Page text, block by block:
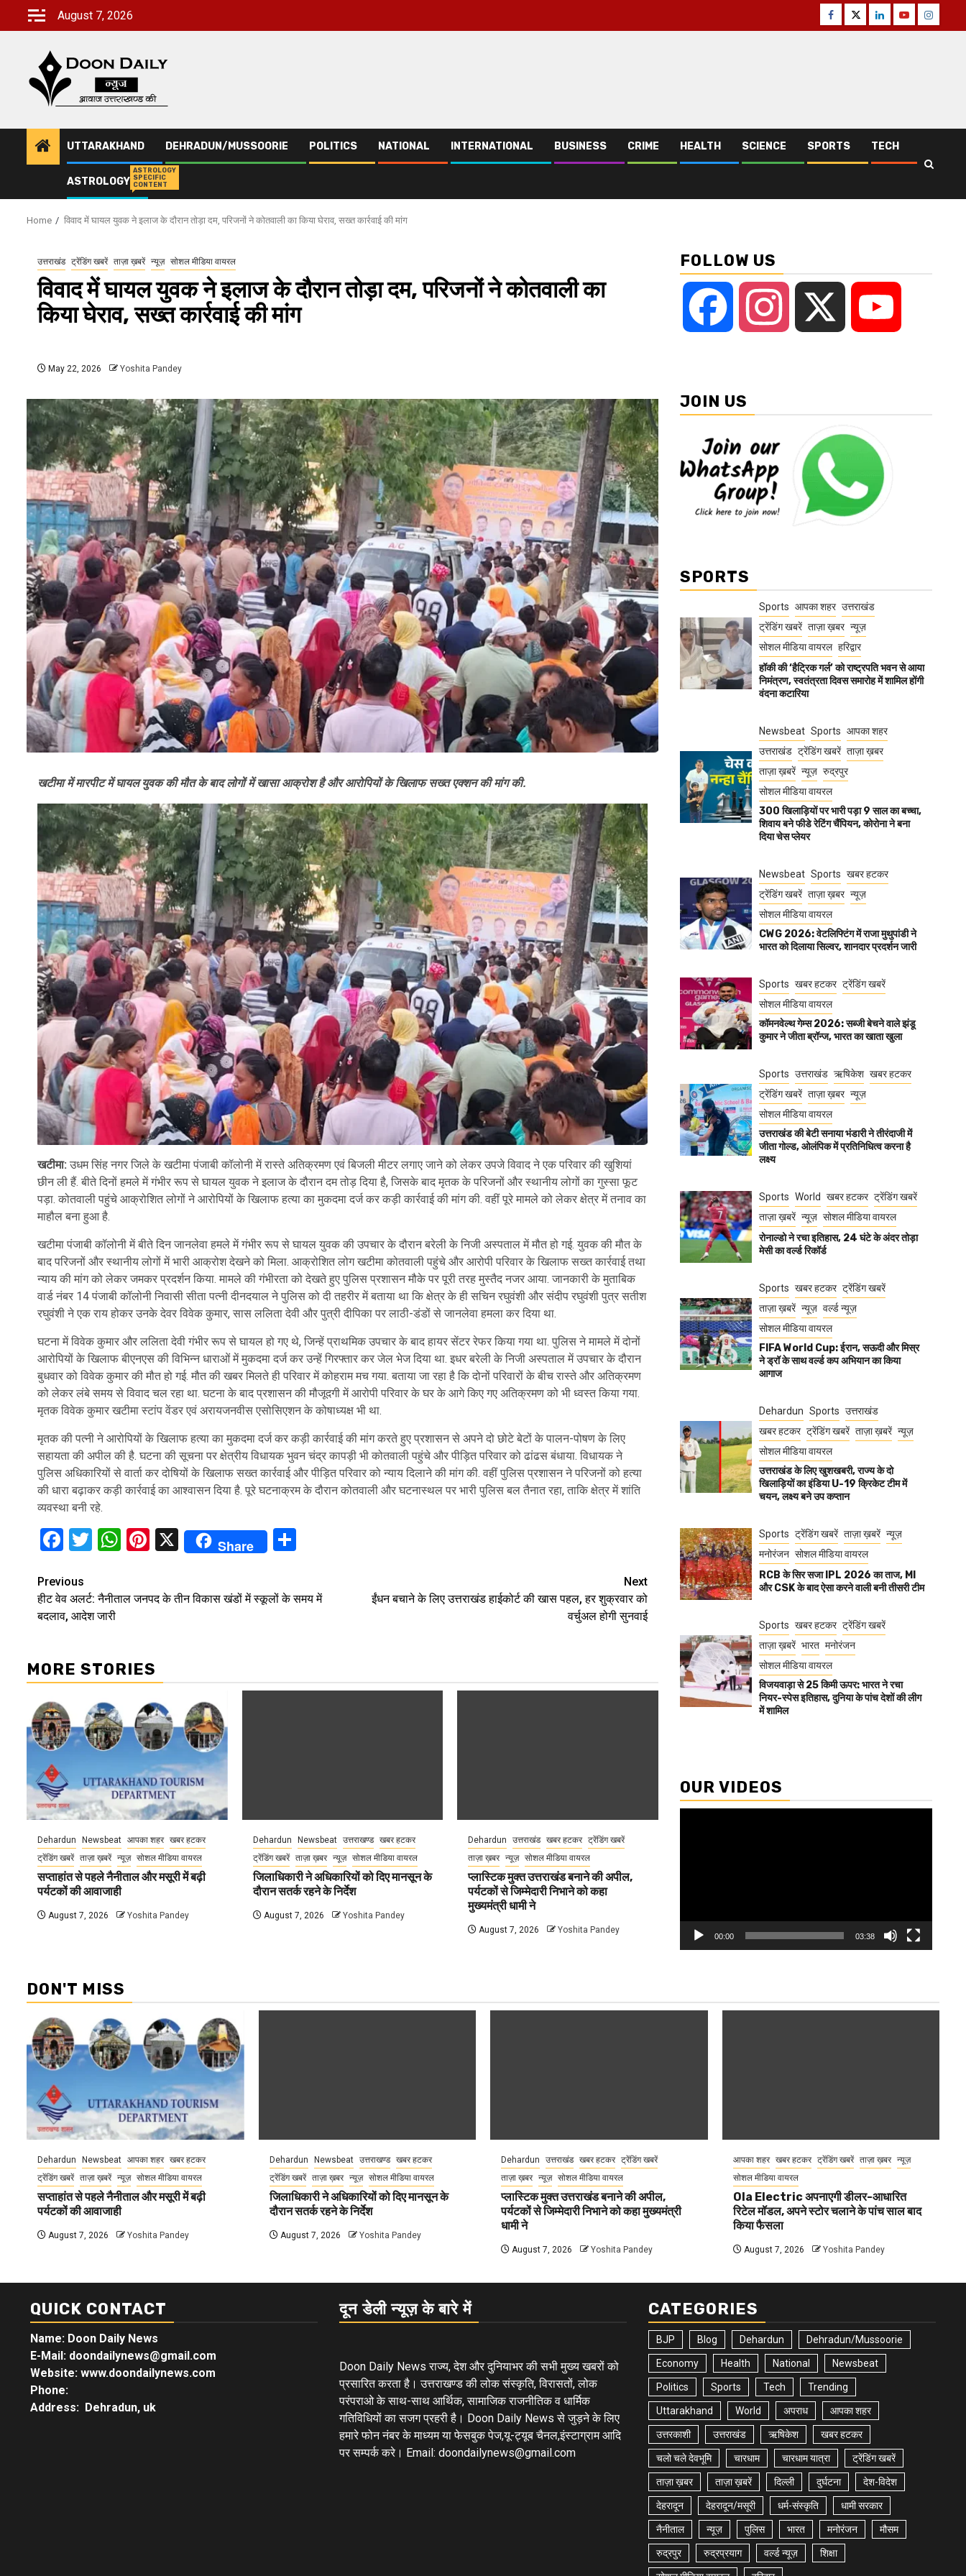
August 7, 2026 Facebook
TwitterLinkedinYoutube
UTTARAKHAND DEHRADUN/MUSSOORIE POLITICS NATIONAL INTERNATIONAL BUSINESS CRIME HEALTH SCIENCE SPORTS TECH
ASTROLOGY
ASTROLOGY
SPECIFIC
CONTENT
Home विवाद में घायल युवक ने इलाज के दौरान तोड़ा दम, परिजनों ने कोतवाली का किया घेराव, सख्त कार्रवाई की मांग
उत्तराखंड ट्रेंडिंग खबरें ताज़ा ख़बरें न्यूज़ सोशल मीडिया वायरल
विवाद में घायल युवक ने इलाज के दौरान तोड़ा दम, परिजनों ने कोतवाली का
किया घेराव, सख्त कार्रवाई की मांग
May 22, 2026 Yoshita Pandey
खटीमा में मारपीट में घायल युवक की मौत के बाद लोगों में खासा आक्रोश है और आरोपियों के खिलाफ सख्त एक्शन की मांग की.
खटीमा: उधम सिंह नगर जिले के खटीमा पंजाबी कॉलोनी में रास्ते अतिक्रमण एवं बिजली मीटर लगाए जाने को लेकर उपजे विवाद ने एक परिवार की खुशियां
छीन ली हैं. बीते दिनों हमले में गंभीर रूप से घायल युवक ने इलाज के दौरान दम तोड़ दिया है, जिसके बाद मृतक के परिजनों और स्थानीय लोगों का गुस्सा फूट
पड़ा. कोतवाली पहुंचे आक्रोशित लोगों ने आरोपियों के खिलाफ हत्या का मुकदमा दर्ज कर कड़ी कार्रवाई की मांग की. वहीं पूरे मामले को लेकर क्षेत्र में तनाव का
माहौल बना हुआ है.
खटीमा पंजाबी कॉलोनी में बीते दिन जानलेवा हमले में गंभीर रूप से घायल युवक की उपचार के दौरान बरेली के निजी अस्पताल में मौत हो गई. युवक की मौत के
बाद परिजनों और स्थानीय लोगों में भारी आक्रोश देखने को मिला. आक्रोशित लोग खटीमा कोतवाली पहुंचे और आरोपी परिवार के खिलाफ सख्त कार्रवाई तथा
न्याय की मांग को लेकर जमकर प्रदर्शन किया. मामले की गंभीरता को देखते हुए पुलिस प्रशासन मौके पर पूरी तरह मुस्तैद नजर आया. जानकारी के मुताबिक
वार्ड नंबर 14 पंजाबी कॉलोनी निवासी सीता पत्नी दीनदयाल ने पुलिस को दी तहरीर में बताया था कि क्षेत्र के ही सचिन रघुवंशी और संदीप रघुवंशी पुत्र सतीश
रघुवंशी ने एक राय होकर उनके देवर विवेक कुमार, सास ललिता देवी और पुत्री दीपिका पर लाठी-डंडों से जानलेवा हमला कर दिया था.
घटना में विवेक कुमार और ललिता देवी गंभीर रूप से घायल हो गए थे, जिन्हें प्राथमिक उपचार के बाद हायर सेंटर रेफर किया गया था. पुलिस ने मामले में दोनों
आरोपियों के खिलाफ बीएनएस की विभिन्न धाराओं में मुकदमा दर्ज कर उन्हें गिरफ्तार कर जेल भेज दिया था. इधर बरेली के निजी अस्पताल में उपचार के दौरान
बुधवार को विवेक कुमार की मौत हो गई. मौत की खबर मिलते ही परिवार में कोहराम मच गया. बताया जा रहा है कि दोनों परिवारों के बीच रास्ते और अतिक्रमण
को लेकर लंबे समय से विवाद चल रहा था. घटना के बाद प्रशासन की मौजूदगी में आरोपी परिवार के घर के आगे किए गए अतिक्रमण को भी ध्वस्त किया गया.
मृतक विवेक कुमार खटीमा स्टांप वेंडर एवं अरायजनवीस एसोसिएशन के कोषाध्यक्ष भी था.
मृतक की पत्नी ने आरोपियों के खिलाफ हत्या का मुकदमा दर्ज कर कड़ी कार्रवाई की मांग करते हुए प्रशासन से अपने दो छोटे बेटों के पालन-पोषण के लिए
सहायता की अपील की है. घटना की सूचना पर क्षेत्रीय विधायक भुवन चंद्र कापड़ी भी कोतवाली पहुंचे और पीड़ित परिवार को ढांढस बंधाया. विधायक ने
पुलिस अधिकारियों से वार्ता कर दोषियों के खिलाफ सख्त कार्रवाई और पीड़ित परिवार को न्याय दिलाने की मांग की. वहीं पुलिस प्रशासन ने परिजनों को हत्या
की धारा बढ़ाकर कड़ी कार्रवाई का आश्वासन दिया है. पूरे घटनाक्रम के दौरान कोतवाली और घटनास्थल पर भारी पुलिस बल तैनात रहा, ताकि क्षेत्र में शांति
व्यवस्था बनी रहे.
Facebook
Twitter
WhatsApp
Pinterest
X Share
Continue
Reading
Previous
हीट वेव अलर्ट: नैनीताल जनपद के तीन विकास खंडों में स्कूलों के समय में
बदलाव, आदेश जारी
Next
ईंधन बचाने के लिए उत्तराखंड हाईकोर्ट की खास पहल, हर शुक्रवार को
वर्चुअल होगी सुनवाई
MORE STORIES
Dehardun Newsbeat आपका शहर खबर हटकर
ट्रेंडिंग खबरें ताज़ा ख़बरें न्यूज़ सोशल मीडिया वायरल
सप्ताहांत से पहले नैनीताल और मसूरी में बढ़ी
पर्यटकों की आवाजाही
August 7, 2026 Yoshita Pandey
Dehardun Newsbeat उत्तराखण्ड खबर हटकर
ट्रेंडिंग खबरें ताज़ा ख़बर न्यूज़ सोशल मीडिया वायरल
जिलाधिकारी ने अधिकारियों को दिए मानसून के
दौरान सतर्क रहने के निर्देश
August 7, 2026 Yoshita Pandey
Dehardun उत्तराखंड खबर हटकर ट्रेंडिंग खबरें
ताज़ा ख़बर न्यूज़ सोशल मीडिया वायरल
प्लास्टिक मुक्त उत्तराखंड बनाने की अपील,
पर्यटकों से जिम्मेदारी निभाने को कहा
मुख्यमंत्री धामी ने
August 7, 2026 Yoshita Pandey
FOLLOW US
Facebook Instagram
JOIN US
SPORTS
Sports आपका शहर उत्तराखंड
ट्रेंडिंग खबरें ताज़ा ख़बर न्यूज़
सोशल मीडिया वायरल हरिद्वार
हॉकी की ‘हैट्रिक गर्ल’ को राष्ट्रपति भवन से आया
निमंत्रण, स्वतंत्रता दिवस समारोह में शामिल होंगी
वंदना कटारिया
Newsbeat Sports आपका शहर
उत्तराखंड ट्रेंडिंग खबरें ताज़ा ख़बर
ताज़ा ख़बरें न्यूज़ रुद्रपुर
सोशल मीडिया वायरल
300 खिलाड़ियों पर भारी पड़ा 9 साल का बच्चा,
शिवाय बने फीडे रेटिंग चैंपियन, कोरोना ने बना
दिया चेस प्लेयर
Newsbeat Sports खबर हटकर
ट्रेंडिंग खबरें ताज़ा ख़बर न्यूज़
सोशल मीडिया वायरल
CWG 2026: वेटलिफ्टिंग में राजा मुथुपांडी ने
भारत को दिलाया सिल्वर, शानदार प्रदर्शन जारी
Sports खबर हटकर ट्रेंडिंग खबरें
सोशल मीडिया वायरल
कॉमनवेल्थ गेम्स 2026: सब्जी बेचने वाले झंडू
कुमार ने जीता ब्रॉन्ज, भारत का खाता खुला
Sports उत्तराखंड ऋषिकेश खबर हटकर
ट्रेंडिंग खबरें ताज़ा ख़बर न्यूज़
सोशल मीडिया वायरल
उत्तराखंड की बेटी सनाया भंडारी ने तीरंदाजी में
जीता गोल्ड, ओलंपिक में प्रतिनिधित्व करना है
लक्ष्य
Sports World खबर हटकर ट्रेंडिंग खबरें
ताज़ा ख़बरें न्यूज़ सोशल मीडिया वायरल
रोनाल्डो ने रचा इतिहास, 24 घंटे के अंदर तोड़ा
मेसी का वर्ल्ड रिकॉर्ड
Sports खबर हटकर ट्रेंडिंग खबरें
ताज़ा ख़बरें न्यूज़ वर्ल्ड न्यूज़
सोशल मीडिया वायरल
FIFA World Cup: ईरान, सऊदी और मिस्र
ने ड्रॉ के साथ वर्ल्ड कप अभियान का किया
आगाज
Dehardun Sports उत्तराखंड
खबर हटकर ट्रेंडिंग खबरें ताज़ा ख़बरें न्यूज़
सोशल मीडिया वायरल
उत्तराखंड के लिए खुशखबरी, राज्य के दो
खिलाड़ियों का इंडिया U-19 क्रिकेट टीम में
चयन, लक्ष्य बने उप कप्तान
Sports ट्रेंडिंग खबरें ताज़ा ख़बरें न्यूज़
मनोरंजन सोशल मीडिया वायरल
RCB के सिर सजा IPL 2026 का ताज, MI
और CSK के बाद ऐसा करने वाली बनी तीसरी टीम
Sports खबर हटकर ट्रेंडिंग खबरें
ताज़ा ख़बरें भारत मनोरंजन
सोशल मीडिया वायरल
विजयवाड़ा से 25 किमी ऊपर: भारत ने रचा
नियर-स्पेस इतिहास, दुनिया के पांच देशों की लीग
में शामिल
OUR VIDEOS
00:00 03:38
DON'T MISS
Dehardun Newsbeat आपका शहर खबर हटकर
ट्रेंडिंग खबरें ताज़ा ख़बरें न्यूज़ सोशल मीडिया वायरल
सप्ताहांत से पहले नैनीताल और मसूरी में बढ़ी
पर्यटकों की आवाजाही
August 7, 2026 Yoshita Pandey
Dehardun Newsbeat उत्तराखण्ड
खबर हटकर
ट्रेंडिंग खबरें
ताज़ा ख़बर न्यूज़ सोशल मीडिया वायरल
जिलाधिकारी ने अधिकारियों को दिए मानसून के
दौरान सतर्क रहने के निर्देश
August 7, 2026 Yoshita Pandey
Dehardun उत्तराखंड खबर हटकर ट्रेंडिंग खबरें
ताज़ा ख़बर न्यूज़ सोशल मीडिया वायरल
प्लास्टिक मुक्त उत्तराखंड बनाने की अपील,
पर्यटकों से जिम्मेदारी निभाने को कहा मुख्यमंत्री
धामी ने
August 7, 2026 Yoshita Pandey
आपका शहर खबर हटकर ट्रेंडिंग खबरें ताज़ा ख़बर
न्यूज़
सोशल मीडिया वायरल
Ola Electric अपनाएगी डीलर-आधारित
रिटेल मॉडल, अपने स्टोर चलाने के पांच साल बाद
किया फैसला
August 7, 2026 Yoshita Pandey
QUICK CONTACT
Name: Doon Daily News
E-Mail: doondailynews@gmail.com
Website: www.doondailynews.com
Phone:
Address: Dehradun, uk
दून डेली न्यूज़ के बारे में
Doon Daily News राज्य, देश और दुनियाभर की सभी मुख्य खबरों को
प्रसारित करता है। उत्तराखण्ड की लोक संस्कृति, विरासतों, लोक
परंपराओ के साथ-साथ आर्थिक, सामाजिक राजनीतिक व धार्मिक
गतिविधियों का सजग प्रहरी है। Doon Daily News से जुड़ने के लिए
हमारे फोन नंबर के माध्यम या फेसबुक पेज,यू-ट्यूब चैनल,इंस्टाग्राम आदि
पर सम्पर्क करे। Email: doondailynews@gmail.com
CATEGORIES
BJP Blog Dehardun Dehradun/Mussoorie
Economy Health National Newsbeat
Politics Sports Tech Trending
Uttarakhand World अपराध आपका शहर
उत्तरकाशी उत्तराखंड ऋषिकेश खबर हटकर
चलो चले देवभूमि चारधाम चारधाम यात्रा ट्रेंडिंग खबरें
ताज़ा ख़बर ताज़ा ख़बरें दिल्ली दुर्घटना देश-विदेश
देहरादून देहरादून/मसूरी धर्म-संस्कृति धामी सरकार
नैनीताल न्यूज़ पुलिस भारत मनोरंजन मौसम
रुद्रपुर रुद्रप्रयाग वर्ल्ड न्यूज़ शिक्षा